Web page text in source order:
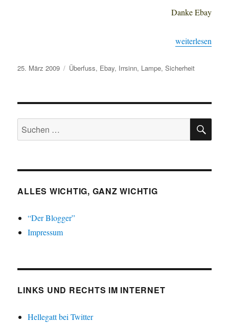
Danke Ebay
„Sicher ist
weiterlesen
Veröffentlicht
25. März 2009 Schlagwörter
Überfuss, Ebay, Irrsinn, Lampe,Sicherheit
Suchen
nach:
ALLES WICHTIG, GANZ WICHTIG
“Der Blogger”
Impressum
LINKS UND RECHTS IM INTERNET
Hellegatt bei Twitter